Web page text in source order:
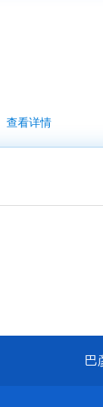
查看详情
巴